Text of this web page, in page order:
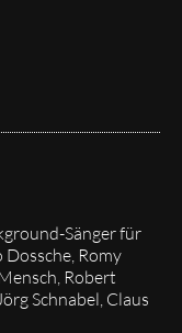
Sänger für
Romy
Robert
Schnabel, Claus